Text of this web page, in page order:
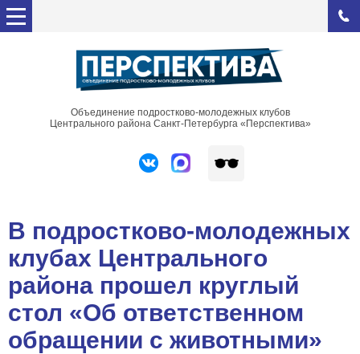
Объединение подростково-молодежных клубов
Центрального района Санкт-Петербурга «Перспектива»
В подростково-молодежных
клубах Центрального
района прошел круглый
стол «Об ответственном
обращении с животными»